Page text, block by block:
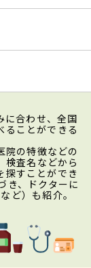
に合わせ、全国
ることができる
院の特徴などの
検査名などから
探すことができ
き、ドクターに
ど）も紹介。